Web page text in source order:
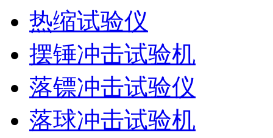
热缩试验仪
摆锤冲击试验机
落镖冲击试验仪
落球冲击试验机